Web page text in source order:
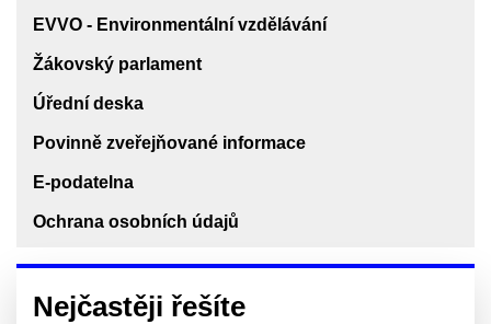
EVVO - Environmentální vzdělávání
Žákovský parlament
Úřední deska
Povinně zveřejňované informace
E-podatelna
Ochrana osobních údajů
Nejčastěji řešíte